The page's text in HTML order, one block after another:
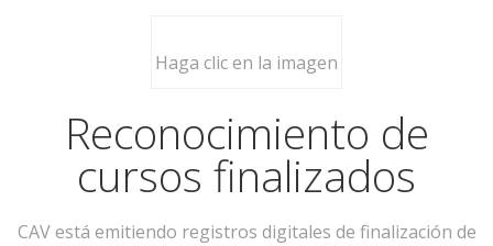
Haga clic en la imagen
Reconocimiento de
cursos finalizados
CAV está emitiendo registros digitales de finalización de